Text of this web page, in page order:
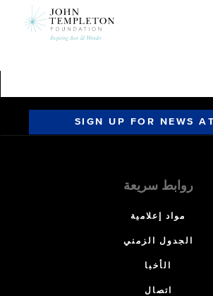
SIGN UP FOR NEWS
روابط سريعة
مواد إعلامية
الجدول الزمني
الأخبا
اتصال